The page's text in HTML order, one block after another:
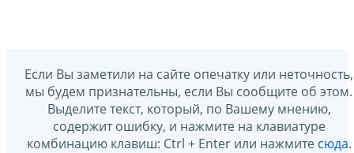
Если Вы заметили на сайте опечатку или неточность,
мы будем признательны, если Вы сообщите об этом.
Выделите текст, который, по Вашему мнению,
содержит ошибку, и нажмите на клавиатуре
комбинацию клавиш: Ctrl + Enter или нажмите сюда.